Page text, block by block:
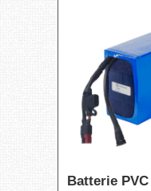
Batterie PVC